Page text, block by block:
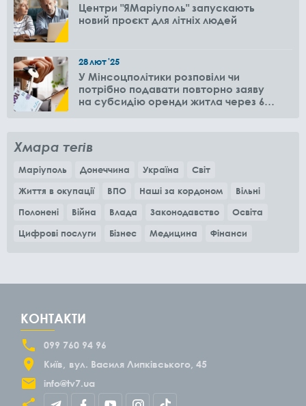
Центри "ЯМаріуполь" запускають
новий проєкт для літніх людей
28лют'25
У Мінсоцполітики розповіли чи
потрібно подавати повторно заяву
на субсидію оренди житла через 6
Хмара тегів
Маріуполь Донеччина Україна
Світ
Життя в окупації
ВПО Наші за кордоном
Вільні
Полонені
Війна Влада Законодавство
Освіта
Цифрові послуги
Бізнес Медицина Фінанси
КОНТАКТИ
099 760 94 96
Київ
вул. Василя Липківського, 45
info@tv7.ua